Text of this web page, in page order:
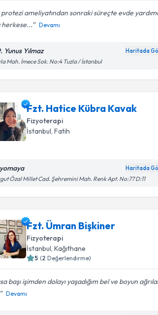
protezi ameliyatından sonraki süreçte evde
herkese...
Devamı
Yunus Yılmaz Haritada
Mah. İmece Sok. No:4 Tuzla / İstanbul
Fzt. Hatice Kübra Kavak
Fizyoterapi
İstanbul , Fatih
Haritada
Özal Millet Cad. Şehremini Mah. Renk Apt. No:77 D:11
Fzt. Ümran Bişkiner
Fizyoterapi
İstanbul , Kağıthane
5 (2 Değerlendirme)
başı işimden dolayı yaşadığım bel ve boyun
Devamı